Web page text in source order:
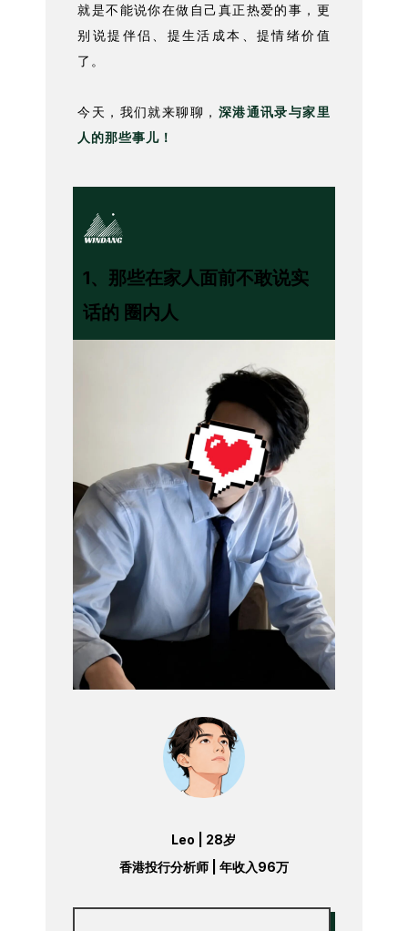
就是不能说你在做自己真正热爱的事，更
别说提伴侣、提生活成本、提情绪价值
了。
今天，我们就来聊聊， 深港通讯录与家里
人的那些事儿！
1、 那些在家人面前不敢说实
话的 圈内人
Leo | 28岁
香港投行分析师 | 年收入96万